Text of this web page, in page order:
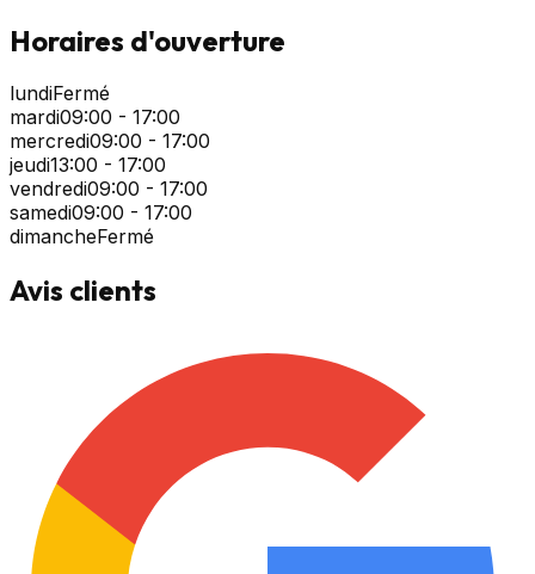
Horaires d'ouverture
lundiFermé
mardi09:00 - 17:00
mercredi09:00 - 17:00
jeudi13:00 - 17:00
vendredi09:00 - 17:00
samedi09:00 - 17:00
dimancheFermé
Avis clients